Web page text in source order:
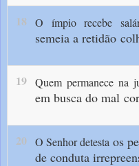
18 O ímpio recebe
semeia a retidão
19 Quem permanece na
em busca do mal
20 O Senhor detesta os
de conduta